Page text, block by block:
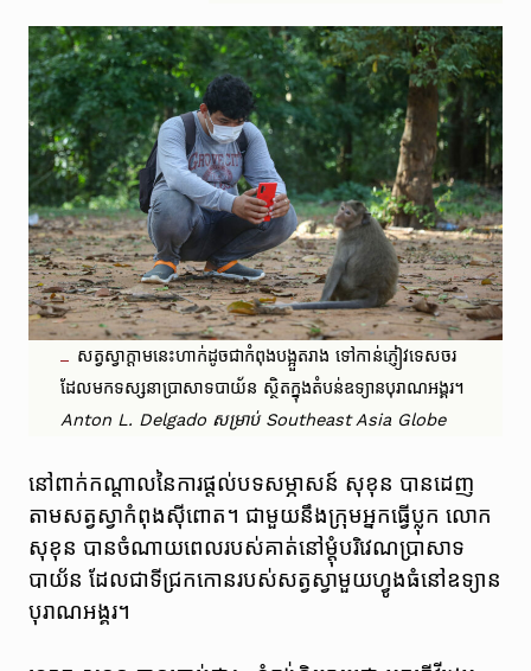
សត្វស្វាក្តាមនេះហាក់ដូចជាកំពុងបង្អួតរាង ទៅកាន់ភ្ញៀវទេសចរ
ដែលមកទស្សនាប្រាសាទបាយ័ន ស្ថិតក្នុងតំបន់ឧទ្យានបុរាណអង្គរ។
Anton L. Delgado សម្រាប់ Southeast Asia Globe
នៅពាក់កណ្តាលនៃការផ្តល់បទសម្ភាសន៍ សុខុន បានដេញ
តាមសត្វស្វាកំពុងស៊ីពោត។ ជាមួយនឹងក្រុមអ្នកធ្វើប្លុក លោក
សុខុន បានចំណាយពេលរបស់គាត់នៅម្តុំបរិវេណប្រាសាទ
បាយ័ន ដែលជាទីជ្រកកោនរបស់សត្វស្វាមួយហ្វូងធំនៅឧទ្យាន
បុរាណអង្គរ។